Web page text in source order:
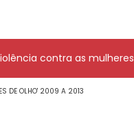
contra as mulheres
DE OLHO' 2009 A 2013